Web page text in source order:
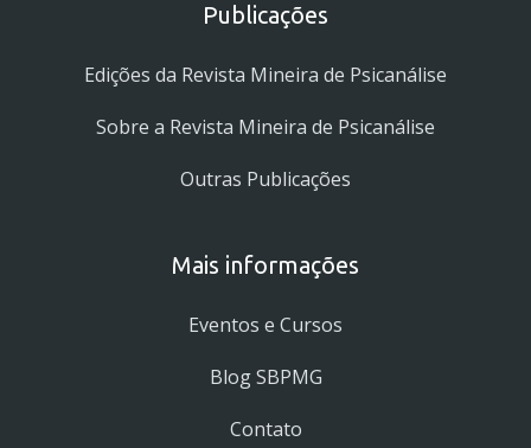
Publicações
Edições da Revista Mineira de Psicanálise
Sobre a Revista Mineira de Psicanálise
Outras Publicações
Mais informações
Eventos e Cursos
Blog SBPMG
Contato